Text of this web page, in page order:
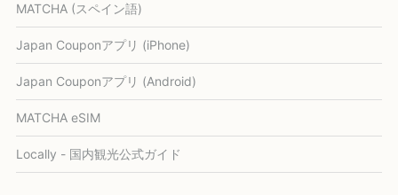
MATCHA (スペイン語)
Japan Couponアプリ (iPhone)
Japan Couponアプリ (Android)
MATCHA eSIM
Locally - 国内観光公式ガイド